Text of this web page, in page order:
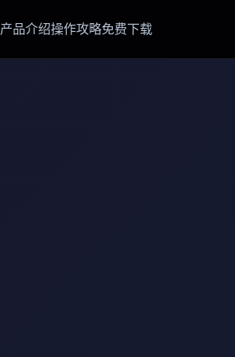
产品介绍操作攻略免费下载